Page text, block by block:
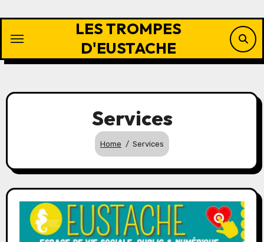
content
LES TROMPES
D'EUSTACHE
Services
Home Services